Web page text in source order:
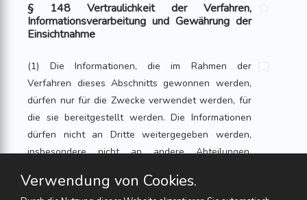
§ 148 Vertraulichkeit der Verfahren,
Informationsverarbeitung und Gewährung der
Einsichtnahme
(1) Die Informationen, die im Rahmen der
Verfahren dieses Abschnitts gewonnen werden,
dürfen nur für die Zwecke verwendet werden, für
die sie bereitgestellt werden. Die Informationen
dürfen nicht an Dritte weitergegeben werden,
insbesondere nicht an andere Abteilungen,
an den Verhandlungen Beteiligten. Die
Verwendung von Cookies.